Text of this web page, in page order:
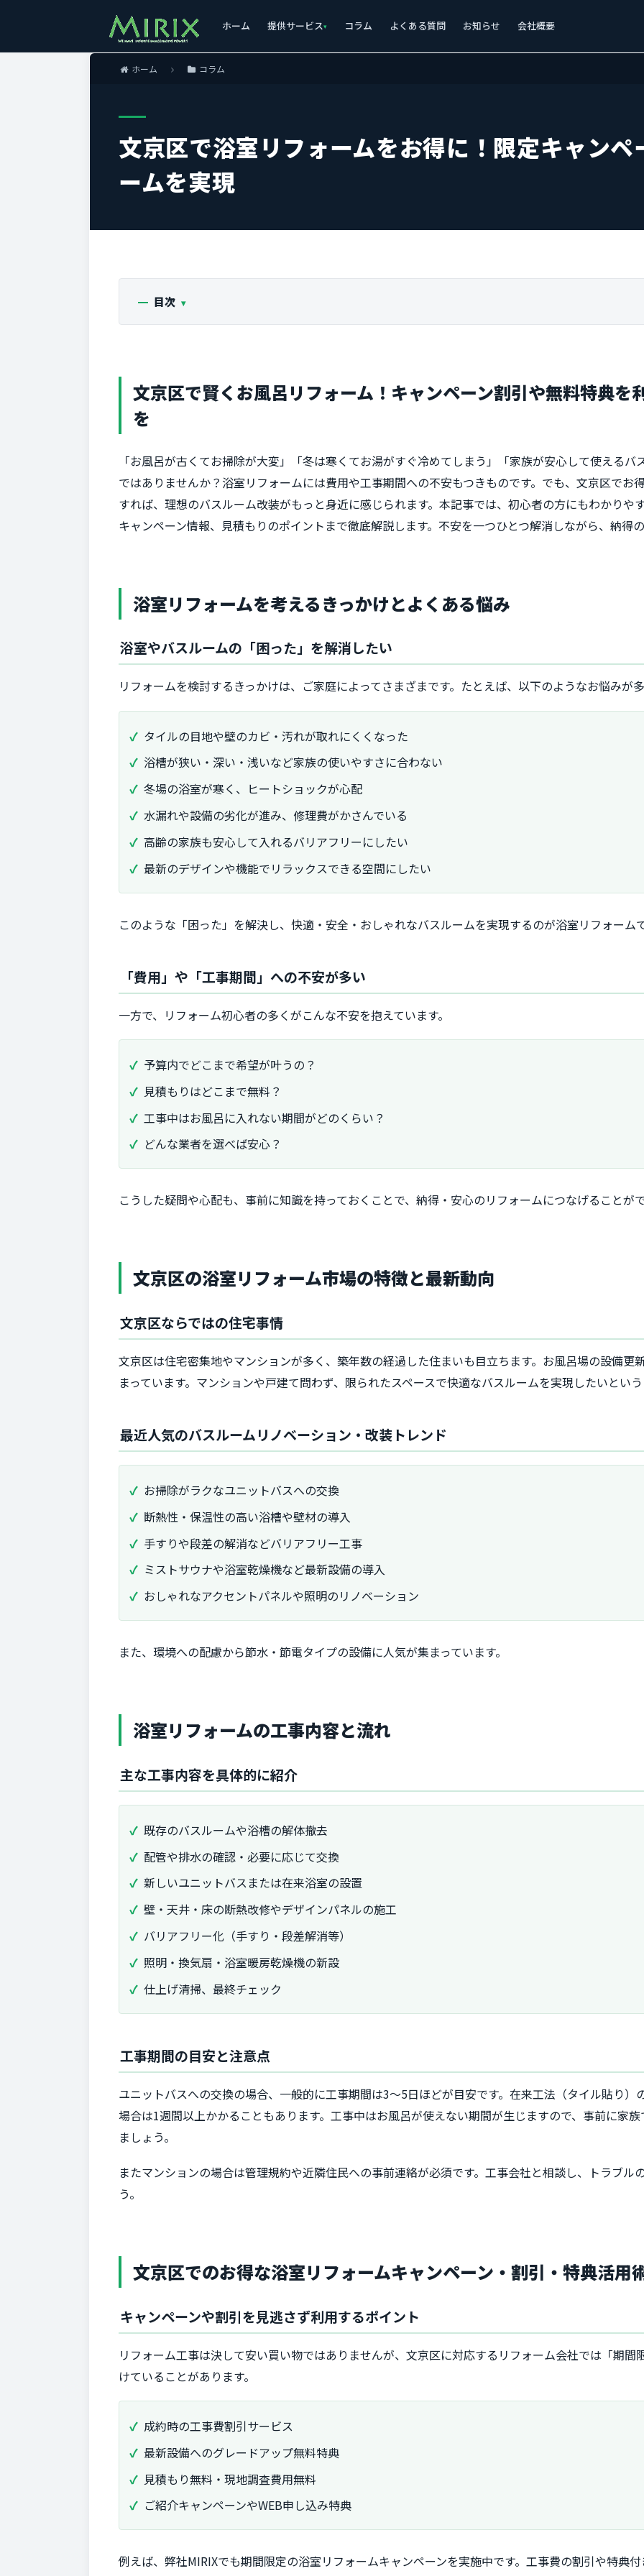
ホーム 提供サービス コラム よくある質問 お知らせ 会社概要
ホーム コラム
文京区で浴室リフォームをお得に！限定キャンペ
ームを実現
目次
文京区で賢くお風呂リフォーム！キャンペーン割引や無料特典を
を
「お風呂が古くてお掃除が大変」「冬は寒くてお湯がすぐ冷めてしまう」「家族が安心して使えるバ
ではありませんか？浴室リフォームには費用や工事期間への不安もつきものです。でも、文京区でお
すれば、理想のバスルーム改装がもっと身近に感じられます。本記事では、初心者の方にもわかりや
キャンペーン情報、見積もりのポイントまで徹底解説します。不安を一つひとつ解消しながら、納得
浴室リフォームを考えるきっかけとよくある悩み
浴室やバスルームの「困った」を解消したい
リフォームを検討するきっかけは、ご家庭によってさまざまです。たとえば、以下のようなお悩みが
タイルの目地や壁のカビ・汚れが取れにくくなった
浴槽が狭い・深い・浅いなど家族の使いやすさに合わない
冬場の浴室が寒く、ヒートショックが心配
水漏れや設備の劣化が進み、修理費がかさんでいる
高齢の家族も安心して入れるバリアフリーにしたい
最新のデザインや機能でリラックスできる空間にしたい
このような「困った」を解決し、快適・安全・おしゃれなバスルームを実現するのが浴室リフォームで
「費用」や「工事期間」への不安が多い
一方で、リフォーム初心者の多くがこんな不安を抱えています。
予算内でどこまで希望が叶うの？
見積もりはどこまで無料？
工事中はお風呂に入れない期間がどのくらい？
どんな業者を選べば安心？
こうした疑問や心配も、事前に知識を持っておくことで、納得・安心のリフォームにつなげることがで
文京区の浴室リフォーム市場の特徴と最新動向
文京区ならではの住宅事情
文京区は住宅密集地やマンションが多く、築年数の経過した住まいも目立ちます。お風呂場の設備更
まっています。マンションや戸建て問わず、限られたスペースで快適なバスルームを実現したいとい
最近人気のバスルームリノベーション・改装トレンド
お掃除がラクなユニットバスへの交換
断熱性・保温性の高い浴槽や壁材の導入
手すりや段差の解消などバリアフリー工事
ミストサウナや浴室乾燥機など最新設備の導入
おしゃれなアクセントパネルや照明のリノベーション
また、環境への配慮から節水・節電タイプの設備に人気が集まっています。
浴室リフォームの工事内容と流れ
主な工事内容を具体的に紹介
既存のバスルームや浴槽の解体撤去
配管や排水の確認・必要に応じて交換
新しいユニットバスまたは在来浴室の設置
壁・天井・床の断熱改修やデザインパネルの施工
バリアフリー化（手すり・段差解消等）
照明・換気扇・浴室暖房乾燥機の新設
仕上げ清掃、最終チェック
工事期間の目安と注意点
ユニットバスへの交換の場合、一般的に工事期間は3～5日ほどが目安です。在来工法（タイル貼り
場合は1週間以上かかることもあります。工事中はお風呂が使えない期間が生じますので、事前に家
ましょう。
またマンションの場合は管理規約や近隣住民への事前連絡が必須です。工事会社と相談し、トラブル
う。
文京区でのお得な浴室リフォームキャンペーン・割引・特典活用
キャンペーンや割引を見逃さず利用するポイント
リフォーム工事は決して安い買い物ではありませんが、文京区に対応するリフォーム会社では「期
けていることがあります。
成約時の工事費割引サービス
最新設備へのグレードアップ無料特典
見積もり無料・現地調査費用無料
ご紹介キャンペーンやWEB申し込み特典
例えば、弊社MIRIXでも期間限定の浴室リフォームキャンペーンを実施中です。工事費の割引や特典